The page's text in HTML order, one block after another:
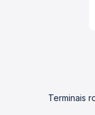
Terminais